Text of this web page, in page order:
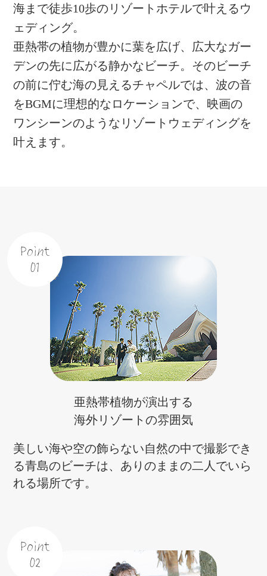
海まで徒歩10歩のリゾートホテルで叶えるウ
ェディング。
亜熱帯の植物が豊かに葉を広げ、 広大なガー
デンの先に広がる静かなビーチ。そのビーチ
の前に佇む海の見えるチャペルでは、波の音
をBGMに理想的なロケーションで、映画の
ワンシーンのようなリゾートウェディングを
叶えます。
Point
01
亜熱帯植物が演出する
海外リゾートの雰囲気
美しい海や空の飾らない自然の中で撮影でき
る青島のビーチは、ありのままの二人でいら
れる場所です。
Point
02